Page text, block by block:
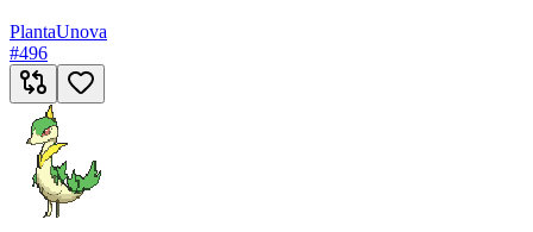
PlantaUnova
#496